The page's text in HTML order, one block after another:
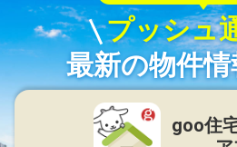
プッシュ
最新の物件
goo住